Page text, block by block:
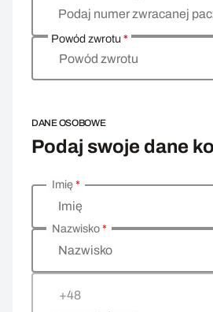
Podaj numer zwracanej
Powód zwrotu*
Powód zwrotu
DANE OSOBOWE
Podaj swoje dane
Wprowadź swoje dane osobowe
Imię
Imię*
Nazwisko
Nazwisko*
+48